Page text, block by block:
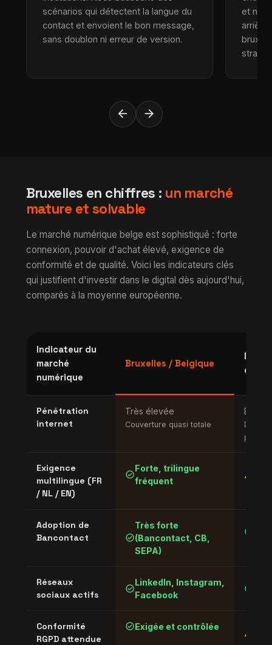
scénarios qui détectent la langue du
contact et envoient le bon message,
sans doublon ni erreur de version.
et n8n
arrow_back arrow_forward
Bruxelles en chiffres : un marché
mature et solvable
Le marché numérique belge est sophistiqué : forte
connexion, pouvoir d'achat élevé, exigence de
conformité et de qualité. Voici les indicateurs clés
qui justifient d'investir dans le digital dès aujourd'hui,
comparés à la moyenne européenne.
Indicateur du
marché
numérique
Bruxelles / Belgique
Pénétration
internet
Très élevée
Couverture quasi totale
Élevée
pays
Exigence
multilingue (FR
/ NL / EN)
check_circle
Forte, trilingue
fréquent
warning
Adoption de
Bancontact
check_circle
Très forte
(Bancontact, CB,
SEPA)
check_circle
Réseaux
sociaux actifs
check_circle
LinkedIn, Instagram,
Facebook
check_circle
Conformité
RGPD attendue
check_circleExigée et contrôlée
warning